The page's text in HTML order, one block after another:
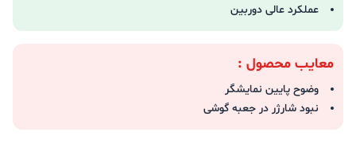
عملکرد عالی دوربین
معایب محصول :
وضوح پایین نمایشگر
نبود شارژر در جعبه گوشی